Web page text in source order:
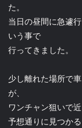
た。
当日の昼間に急遽
いう事で
行ってきました。
少し離れた場所で
が、
ワンチャン狙いで
予想通りに見つか